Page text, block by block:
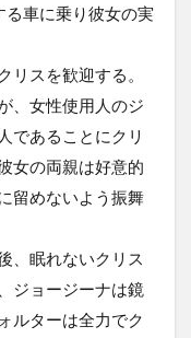
車に乗り彼女の実
リスを歓迎する。
、女性使用人のジ
であることにクリ
女の両親は好意的
留めないよう振舞
、眠れないクリス
ジョージーナは鏡
ルターは全力でク